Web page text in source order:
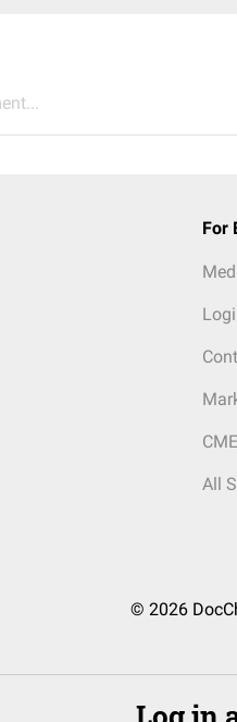
For
All
© 2026